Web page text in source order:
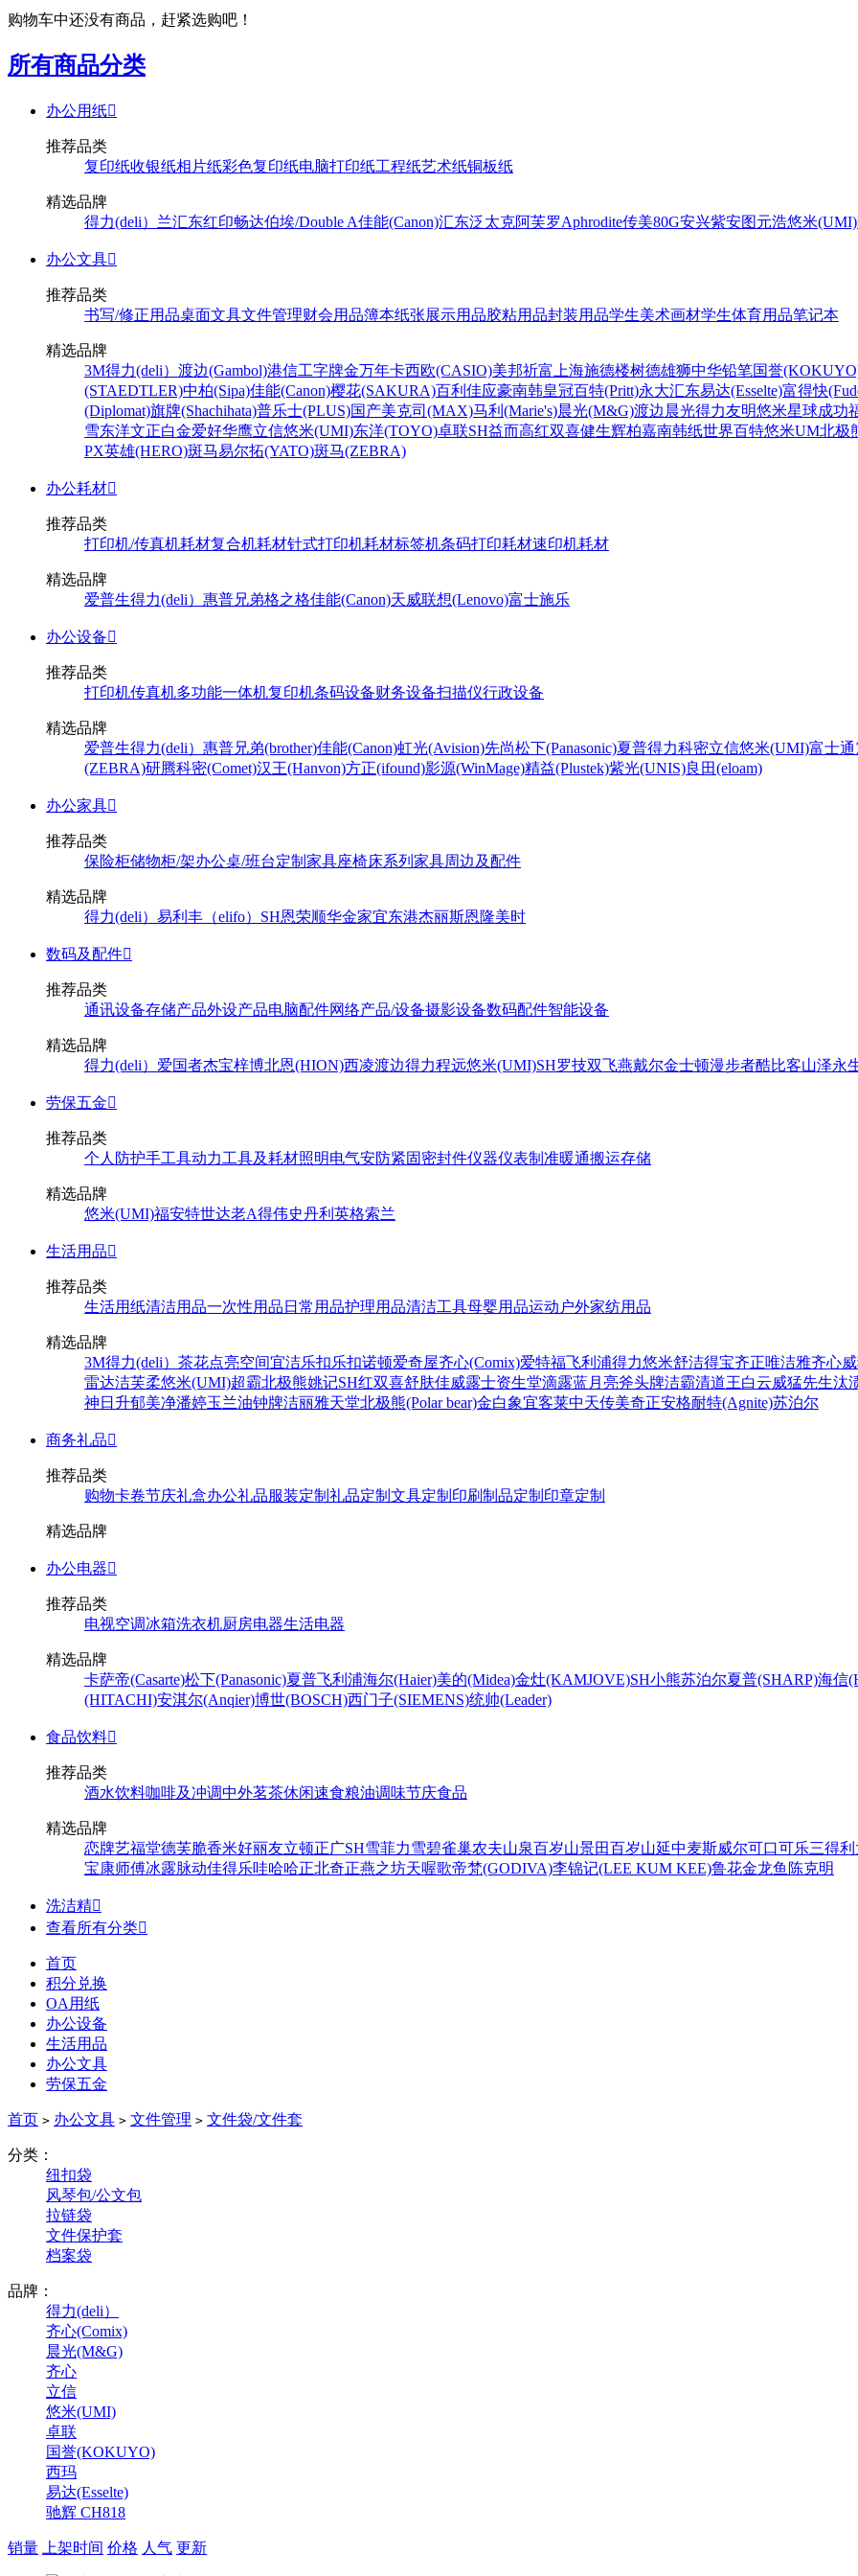
购物车中还没有商品，赶紧选购吧！
所有商品分类
办公用纸
推荐品类
复印纸收银纸相片纸彩色复印纸电脑打印纸工程纸艺术纸铜板纸
精选品牌
得力(deli） 兰汇东红印畅达伯埃/Double A佳能(Canon)汇东泛太克阿芙罗Aphrodite传美80G安兴紫安图元浩悠米(UMI)
办公文具
推荐品类
书写/修正用品桌面文具文件管理财会用品簿本纸张展示用品胶粘用品封装用品学生美术画材学生体育用品笔记本
精选品牌
3M得力(deli） 渡边(Gambol)港信工字牌金万年卡西欧(CASIO)美邦祈富 上海施德楼树德雄狮中华铅笔国誉
(STAEDTLER)中柏(Sipa)佳能(Canon)樱花(SAKURA)百利佳应豪南韩皇冠百特(Pritt)永大汇东易达(Esselte)富得快
(Diplomat)旗牌(Shachihata)普乐士(PLUS)国产美克司(MAX)马利(Marie's)晨光(M&G)渡边 晨光得力友明悠米星球成功
雪东洋文正白金爱好华鹰立信悠米(UMI)东洋(TOYO)卓联SH益而高红双喜健生辉柏嘉南韩纸世界百特悠米UM北极
PX英雄(HERO)斑马易尔拓(YATO)斑马(ZEBRA)
办公耗材
推荐品类
打印机/传真机耗材复合机耗材针式打印机耗材标签机条码打印耗材速印机耗材
精选品牌
爱普生得力(deli） 惠普兄弟格之格佳能(Canon)天威联想(Lenovo)富士施乐
办公设备
推荐品类
打印机传真机多功能一体机复印机条码设备财务设备扫描仪行政设备
精选品牌
爱普生得力(deli） 惠普兄弟(brother)佳能(Canon)虹光(Avision)先尚松下(Panasonic)夏普得力科密立信悠米(UMI)富士通
(ZEBRA)研腾科密(Comet)汉王(Hanvon)方正(ifound)影源(WinMage)精益(Plustek)紫光(UNIS)良田(eloam)
办公家具
推荐品类
保险柜储物柜/架办公桌/班台定制家具座椅床系列 家具周边及配件
精选品牌
得力(deli） 易利丰（elifo） SH恩荣顺华金家宜东港杰丽斯恩隆美时
数码及配件
推荐品类
通讯设备存储产品外设产品电脑配件网络产品/设备摄影设备数码配件智能设备
精选品牌
得力(deli） 爱国者杰宝梓博北恩(HION)西凌渡边得力程远悠米(UMI)SH罗技双飞燕戴尔金士顿漫步者酷比客山泽永
劳保五金
推荐品类
个人防护手工具动力工具及耗材照明电气安防紧固密封件仪器仪表制准暖通搬运存储
精选品牌
悠米(UMI)福安特世达老A得伟史丹利 英格索兰
生活用品
推荐品类
生活用纸清洁用品一次性用品 日常用品护理用品清洁工具母婴用品运动户外家纺用品
精选品牌
3M得力(deli） 茶花点亮空间宜洁乐扣乐扣诺顿爱奇屋齐心(Comix)爱特福飞利浦得力悠米舒洁得宝齐正唯洁雅齐心
雷达洁芙柔悠米(UMI)超霸北极熊姚记SH红双喜舒肤佳威露士资生堂滴露蓝月亮斧头牌洁霸清道王白云威猛先生汰
神 日升郁美净潘婷玉兰油钟牌洁丽雅天堂北极熊(Polar bear)金白象宜客莱中天传美奇正安格耐特(Agnite)苏泊尔
商务礼品
推荐品类
购物卡卷节庆礼盒办公礼品服装定制 礼品定制 文具定制 印刷制品定制 印章定制
精选品牌
办公电器
推荐品类
电视空调冰箱洗衣机厨房电器生活电器
精选品牌
卡萨帝(Casarte)松下(Panasonic)夏普飞利浦海尔(Haier)美的(Midea)金灶(KAMJOVE)SH小熊苏泊尔夏普(SHARP)海信
(HITACHI)安淇尔(Anqier)博世(BOSCH)西门子(SIEMENS)统帅(Leader)
食品饮料
推荐品类
酒水饮料咖啡及冲调中外茗茶休闲速食粮油调味节庆食品
精选品牌
恋牌艺福堂德芙脆香米好丽友立顿正广SH雪菲力雪碧雀巢农夫山泉百岁山景田百岁山延中麦斯威尔可口可乐三得利
宝康师傅冰露脉动佳得乐哇哈哈正北奇正燕之坊天喔歌帝梵(GODIVA)李锦记(LEE KUM KEE)鲁花金龙鱼 陈克明
洗洁精
查看所有分类
首页
积分兑换
OA用纸
办公设备
生活用品
办公文具
劳保五金
首页 > 办公文具 > 文件管理 > 文件袋/文件套
分类：
纽扣袋
风琴包/公文包
拉链袋
文件保护套
档案袋
品牌：
得力(deli）
齐心(Comix)
晨光(M&G)
齐心
立信
悠米(UMI)
卓联
国誉(KOKUYO)
西玛
易达(Esselte)
驰辉 CH818
销量 上架时间 价格 人气 更新